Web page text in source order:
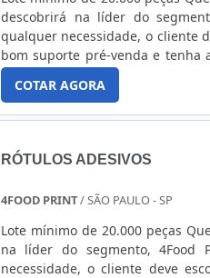
descobrirá na líder do
qualquer necessidade, o cliente
bom suporte pré-venda e tenha
de etiquetas adesivas, com a
assertividade e comprometime...
COTAR AGORA
RÓTULOS ADESIVOS
4FOOD PRINT/ SÃO PAULO - SP
Lote mínimo de 20.000 peças
na líder do segmento, 4Food
necessidade, o cliente deve